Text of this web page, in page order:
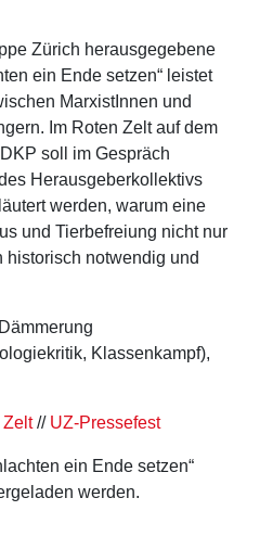
Zürich herausgegebene
ein Ende setzen“ leistet
MarxistInnen und
Im Roten Zelt auf dem
soll im Gespräch
Herausgeberkollektivs
werden, warum eine
und Tierbefreiung nicht nur
notwendig und
Klassenkampf),
Zelt// UZ-Pressefest
ein Ende setzen“
werden.